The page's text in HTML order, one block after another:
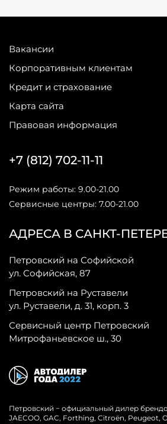
Вакансии
Корпоративным клиентам
Кредит и страхование
Карта сайта
Правовая информация
АДРЕСА В САНКТ-
Петровский на Софийской
ул. Софийская, 87
Петровский на Руставели
ул. Руставели, д. 31, корп. 3
Сервисный центр Петровский
Митрофаньевское ш., 30
+7 (812) 702-11-11
Режим работы: 9.00-21.00
Сервисные центры: 7.00-21.00
Петровский − официальный дилер
JAECOO, GAC, Forthing, Citroёn, Peugeot,